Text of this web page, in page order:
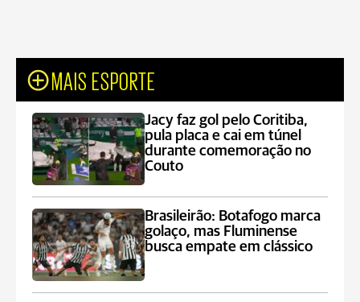
MAIS ESPORTE
Jacy faz gol pelo Coritiba,
pula placa e cai em túnel
durante comemoração no
Couto
Brasileirão: Botafogo marca
golaço, mas Fluminense
busca empate em clássico